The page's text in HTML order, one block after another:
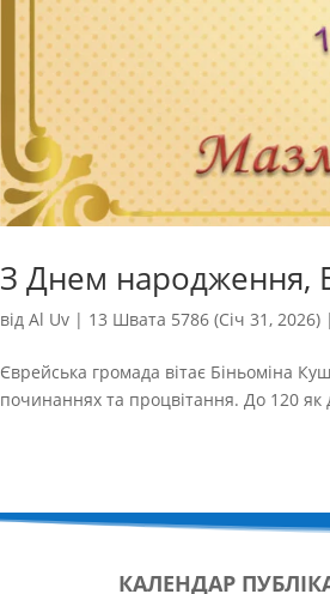
З Днем народження,
відAl Uv | 13 Швата 5786 (Січ 31, 2026) |
Єврейська громада вітає Біньоміна
починаннях та процвітання. До 120
КАЛЕНДАР